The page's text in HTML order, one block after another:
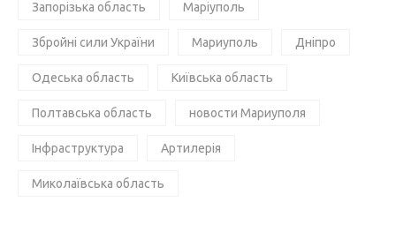
Запорізька область Маріуполь
Збройні сили України Мариуполь Дніпро
Одеська область Київська область
Полтавська область новости Мариуполя
Інфраструктура Артилерія
Миколаївська область